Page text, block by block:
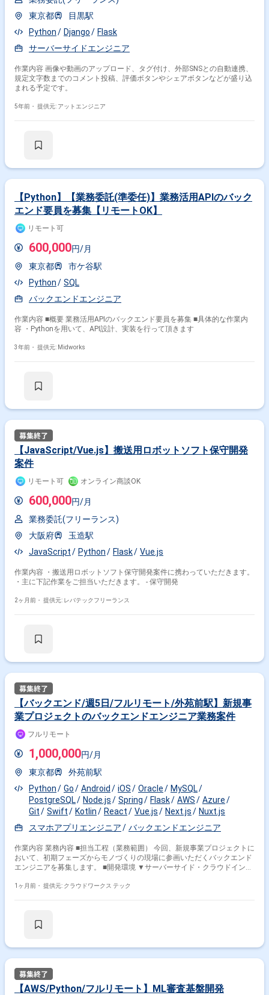
東京都
目黒駅
Python
Django
Flask
サーバーサイドエンジニア
作業内容 画像や動画のアップロード、タグ付け、外部SNSとの自動連携、
規定文字数までのコメント投稿、評価ボタンやシェアボタンなどが盛り込
まれる予定です。
5年前・ 提供元: アットエンジニア
【Python】【業務委託(準委任)】業務活用APIのバック
エンド要員を募集【リモートOK】
リモート可
600,000円/月
東京都
市ケ谷駅
Python
SQL
バックエンドエンジニア
作業内容 ■概要 業務活用APIのバックエンド要員を募集 ■具体的な作業内
容 ・Pythonを用いて、API設計、実装を行って頂きます
3年前・ 提供元: Midworks
【JavaScript/Vue.js】搬送用ロボットソフト保守開発
案件
リモート可 オンライン商談OK
600,000円/月
業務委託(フリーランス)
大阪府
玉造駅
JavaScript
Python Flask Vue.js
作業内容 ・搬送用ロボットソフト保守開発案件に携わっていただきます。
・主に下記作業をご担当いただきます。 - 保守開発
2ヶ月前・ 提供元: レバテックフリーランス
【バックエンド/週5日/フルリモート/外苑前駅】新規事
業プロジェクトのバックエンドエンジニア業務案件
フルリモート
1,000,000円/月
東京都
外苑前駅
Python
Go Android iOS Oracle
MySQL
PostgreSQL
Node.js Spring Flask AWS
Azure
Git
Swift Kotlin React Vue.js Next.js
Nuxt.js
スマホアプリエンジニア
バックエンドエンジニア
作業内容 業務内容 ■担当工程（業務範囲） 今回、新規事業プロジェクトに
おいて、初期フェーズからモノづくりの現場に参画いただくバックエンド
エンジニアを募集します。 ■開発環境 ▼サーバーサイド・クラウドインフ
Python（Flask）等 ▼フロントエンド iOS（Swift） Android（Kotlin）
ート フルフレックス ■雇用形態 正社員切り替えを前提としております。
1ヶ月前・ 提供元: クラウドワークス テック
【AWS/Python/フルリモート】ML審査基盤開発